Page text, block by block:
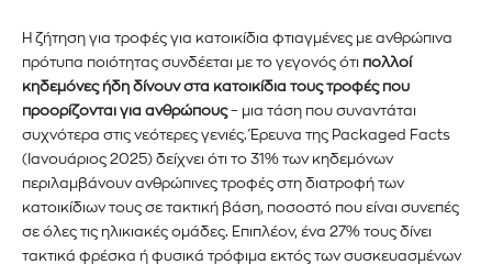
Η ζήτηση για τροφές για κατοικίδια φτιαγμένες με ανθρώπινα
πρότυπα ποιότητας συνδέεται με το γεγονός ότι πολλοί
κηδεμόνες ήδη δίνουν στα κατοικίδια τους τροφές που
προορίζονται για ανθρώπους– μια τάση που συναντάται
συχνότερα στις νεότερες γενιές. Έρευνα της Packaged Facts
(Ιανουάριος 2025) δείχνει ότι το 31% των κηδεμόνων
περιλαμβάνουν ανθρώπινες τροφές στη διατροφή των
κατοικίδιων τους σε τακτική βάση, ποσοστό που είναι συνεπές
σε όλες τις ηλικιακές ομάδες. Επιπλέον, ένα 27% τους δίνει
τακτικά φρέσκα ή φυσικά τρόφιμα εκτός των συσκευασμένων